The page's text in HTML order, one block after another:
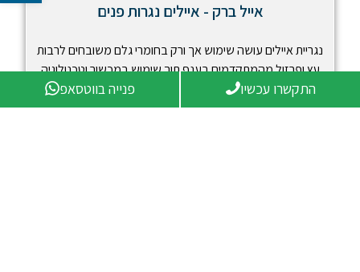
אייל ברק - איילים נגרות פנים
נגריית איילים עושה שימוש אך ורק בחומרי גלם משובחים לרבות
עץ ופרזול מהמתקדמים בענף תוך שימוש במכשור וטכנולוגיה
אנו מעניקים יחס אישי לכל לקוח, מלווים לכל אורך שלבי
התקשרו עכשיו פנייה בווטסאפ